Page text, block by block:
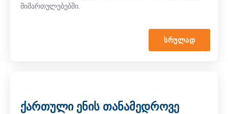
მიმართულებებში.
ᲡᲠᲣᲚᲐᲓ
ქართული ენის თანამედროვე